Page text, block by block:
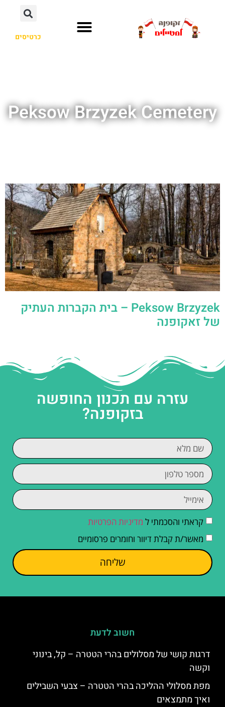
כרטיסים
Peksow Brzyzek Cemetery
Peksow Brzyzek – בית הקברות העתיק
של זאקופנה
עזרה עם תכנון החופשה
בזקופנה?
קראתי והסכמתי ל מדיניות הפרטיות
מאשר/ת קבלת דיוור וחומרים פרסומיים
שליחה
חשוב לדעת
דרגות קושי של מסלולים בהרי הטטרה – קל, בינוני
וקשה
מפת מסלולי ההליכה בהרי הטטרה – צבעי השבילים
ואיך מתמצאים